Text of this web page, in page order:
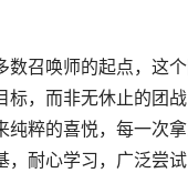
数召唤师的起点，这
标，而非无休止的团
纯粹的喜悦，每一次
耐心学习，广泛尝